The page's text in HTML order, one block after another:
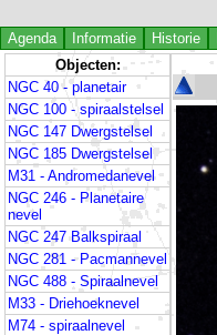
Agenda Informatie Historie
Objecten:
NGC 40 - planetair
NGC 100 - spiraalstelsel
NGC 147 Dwergstelsel
NGC 185 Dwergstelsel
M31 - Andromedanevel
NGC 246 - Planetaire
nevel
NGC 247 Balkspiraal
NGC 281 - Pacmannevel
NGC 488 - Spiraalnevel
M33 - Driehoeknevel
M74 - spiraalnevel